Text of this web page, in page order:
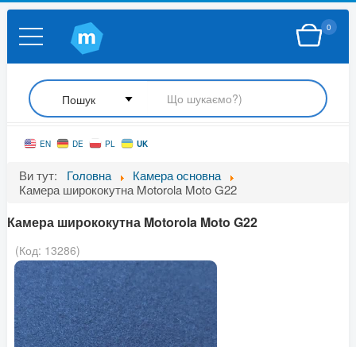
0
EN DE PL UK
Ви тут: Головна
Камера основна
Камера ширококутна Motorola Moto G22
Камера ширококутна Motorola Moto G22
(Код: 13286)